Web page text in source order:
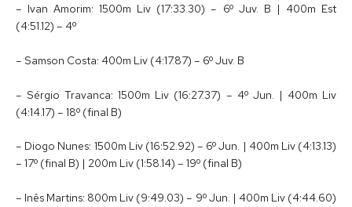
– Ivan Amorim: 1500m Liv (17:33.30) – 6º Juv. B | 400m Est
(4:51.12) – 4º
– Samson Costa: 400m Liv (4:17.87) – 6º Juv. B
– Sérgio Travanca: 1500m Liv (16:27.37) – 4º Jun. | 400m Liv
(4:14.17) – 18º (final B)
– Diogo Nunes: 1500m Liv (16:52.92) – 6º Jun. | 400m Liv (4:13.13)
– 17º (final B) | 200m Liv (1:58.14) – 19º (final B)
– Inês Martins: 800m Liv (9:49.03) – 9º Jun. | 400m Liv (4:44.60)